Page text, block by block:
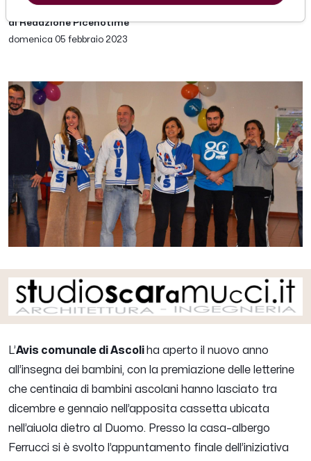
di Redazione Picenotime
domenica 05 febbraio 2023
L’Avis comunale di Ascoli ha aperto il nuovo anno
all’insegna dei bambini, con la premiazione delle letterine
che centinaia di bambini ascolani hanno lasciato tra
dicembre e gennaio nell’apposita cassetta ubicata
nell’aiuola dietro al Duomo. Presso la casa–albergo
Ferrucci si è svolto l’appuntamento finale dell’iniziativa